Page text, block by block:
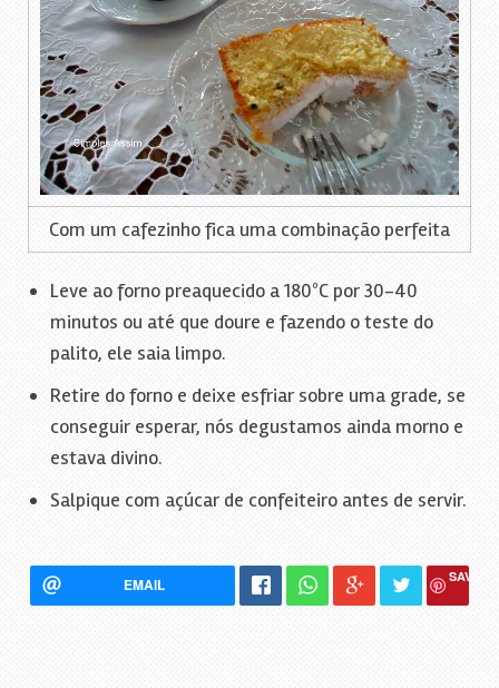
Com um cafezinho fica uma combinação perfeita
Leve ao forno preaquecido a 180ºC por 30-40
minutos ou até que doure e fazendo o teste do
palito, ele saia limpo.
Retire do forno e deixe esfriar sobre uma grade, se
conseguir esperar, nós degustamos ainda morno e
estava divino.
Salpique com açúcar de confeiteiro antes de servir.
EMAIL SAVE